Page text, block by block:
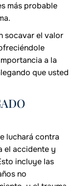
más probable
socavar el valor
a la
que usted
luchará contra
el accidente y
incluye las
no